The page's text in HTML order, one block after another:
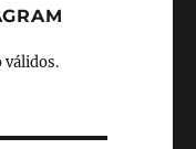
válidos.